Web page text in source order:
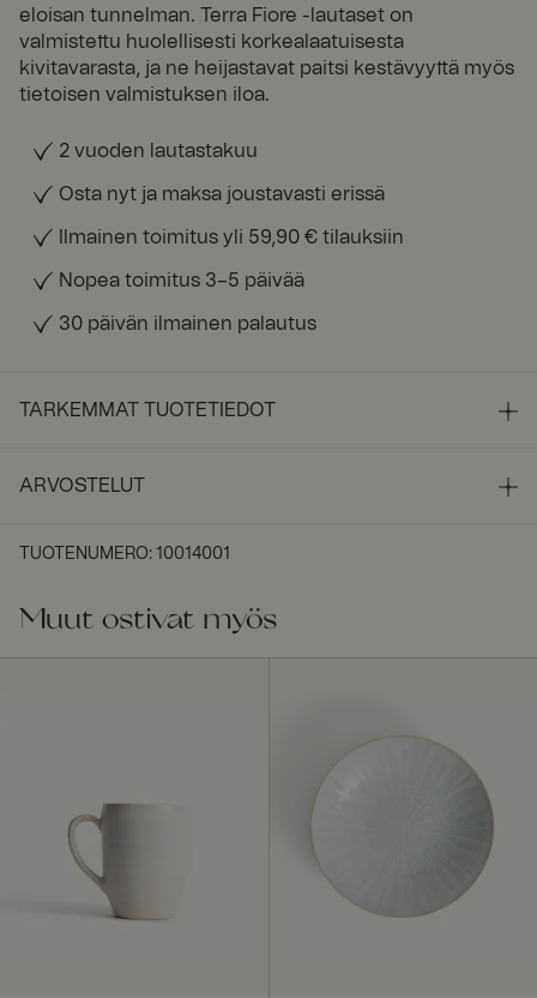
eloisan tunnelman. Terra Fiore -lautaset on
valmistettu huolellisesti korkealaatuisesta
kivitavarasta, ja ne heijastavat paitsi kestävyyttä myös
tietoisen valmistuksen iloa.
2 vuoden lautastakuu
Osta nyt ja maksa joustavasti erissä
Ilmainen toimitus yli 59,90 € tilauksiin
Nopea toimitus 3–5 päivää
30 päivän ilmainen palautus
TARKEMMAT TUOTETIEDOT
ARVOSTELUT
TUOTENUMERO: 10014001
Muut ostivat myös